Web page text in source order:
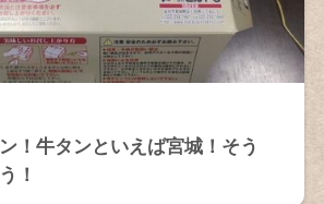
！牛タンといえば宮城！そう
！